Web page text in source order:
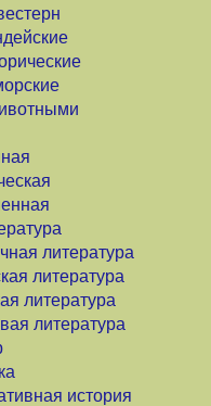
литература
литература
литература
литература
история